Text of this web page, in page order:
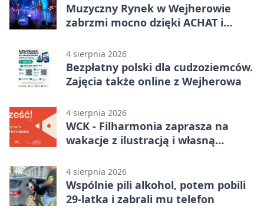
Muzyczny Rynek w Wejherowie
zabrzmi mocno dzięki ACHAT i
4 sierpnia 2026
Bezpłatny polski dla cudzoziemców.
Zajęcia także online z Wejherowa
4 sierpnia 2026
WCK - Filharmonia zaprasza na
wakacje z ilustracją i własną
4 sierpnia 2026
Wspólnie pili alkohol, potem pobili
29-latka i zabrali mu telefon